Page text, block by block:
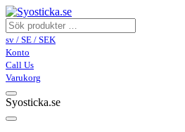
sv / SE / SEK
Konto
Call Us
Varukorg
Syosticka.se